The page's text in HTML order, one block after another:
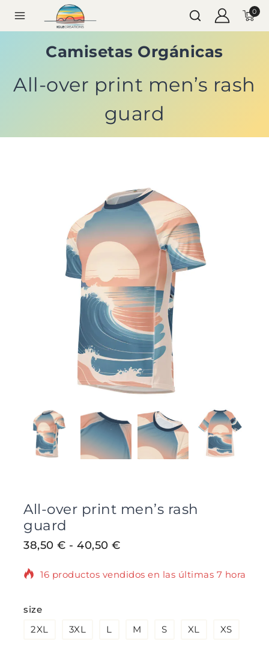
0
Camisetas Orgánicas
All-over print men’s rash
guard
All-over print men’s rash
guard
38,50 € - 40,50 €
16 productos vendidos en las últimas 7 horas
en su carrito.
size
2XL
3XL L M S XL XS